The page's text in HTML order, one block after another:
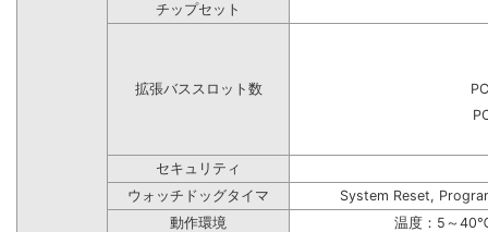
チップセット
拡張バススロット数
セキュリティ
ウォッチドッグタイマ
System Reset,
動作環境
温度：5～